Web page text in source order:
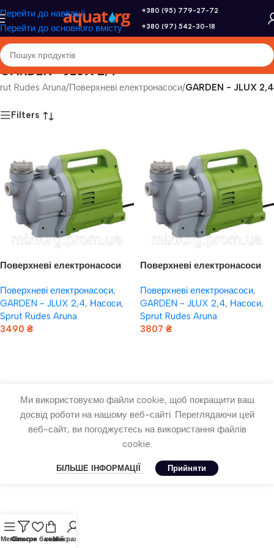
Перейти до навігації
Перейти до основного вмісту
+380 (95) 779-27-72
+380 (97) 542-30-18
GARDEN - JLUX 2,4
Rudes Aruna/Поверхневі електронасоси/GARDEN - JLUX 2,4
Filters
Поверхневі електронасоси
Garden-JLUX 2,4-30/1,1
Поверхневі електронасоси,
GARDEN - JLUX 2,4, Насоси,
Sprut Rudes Aruna
3490 ₴
Поверхневі електронасоси
Garden-JLUX 2,4-30/1,3
Поверхневі електронасоси,
GARDEN - JLUX 2,4, Насоси,
Sprut Rudes Aruna
3807 ₴
МенюФільтри
Список бажань
кошик
Мій рахунок
Ми використовуємо файли cookie, щоб покращити ваш
досвід роботи на нашому веб-сайті. Переглядаючи цей
веб-сайт, ви погоджуєтесь на використання файлів
cookie.
БІЛЬШЕ ІНФОРМАЦІЇ Прийняти